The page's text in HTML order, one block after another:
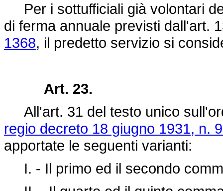
Per i sottufficiali già volontari
di ferma annuale previsti dall'art.
1368, il predetto servizio si
Art. 23.
All'art. 31 del testo unico
regio decreto 18 giugno 1931, n.
apportate le seguenti varianti:
I. - Il primo ed il secondo